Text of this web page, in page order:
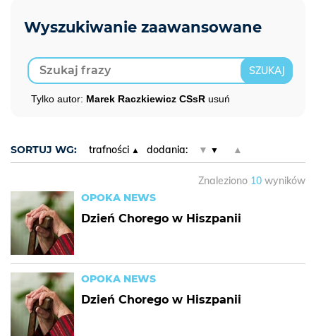
Tylko autor: Marek Raczkiewicz CSsR usuń
SORTUJ WG: trafności dodania: ▼ ▲
Znaleziono 10 wyników
OPOKA NEWS
Dzień Chorego w Hiszpanii
OPOKA NEWS
Dzień Chorego w Hiszpanii